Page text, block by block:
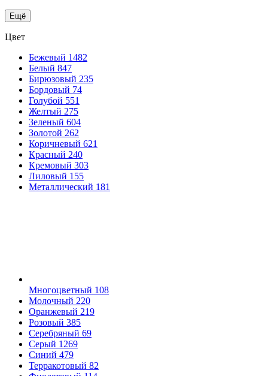
Ещё
Цвет
Бежевый 1482
Белый 847
Бирюзовый 235
Бордовый 74
Голубой 551
Желтый 275
Зеленый 604
Золотой 262
Коричневый 621
Красный 240
Кремовый 303
Лиловый 155
Металлический 181
Многоцветный 108
Молочный 220
Оранжевый 219
Розовый 385
Серебряный 69
Серый 1269
Синий 479
Терракотовый 82